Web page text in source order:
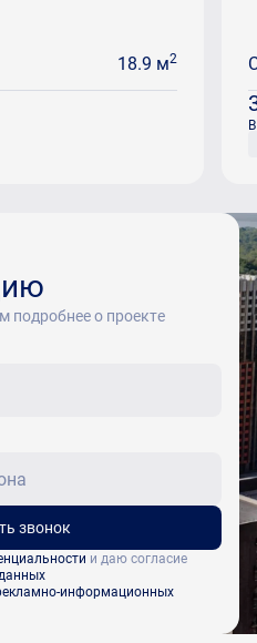
18.9 м2
подробнее о проекте
звонок
и даю согласие
информационных